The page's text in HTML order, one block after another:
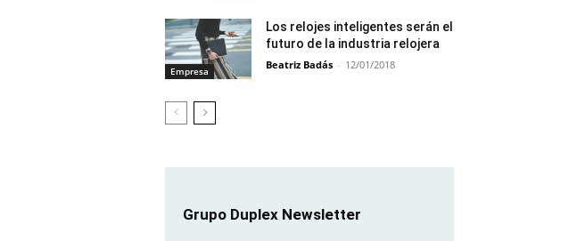
Empresa
Los relojes inteligentes serán el
futuro de la industria relojera
Beatriz Badás - 12/01/2018
Grupo Duplex Newsletter